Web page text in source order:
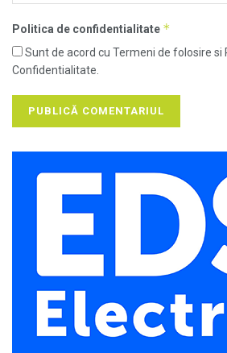
Politica de confidentialitate *
Sunt de acord cu Termeni de folosire si
Confidentialitate.